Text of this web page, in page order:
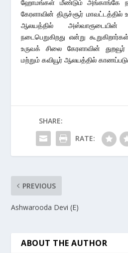
ஹோமங்கள் மீண்டும் அங்காங்கே
கேரளாவின் திருச்சூர்
ஆலயத்தில்
நடைபெறுகிறது என்று
உருவக் சிலை கேரளாவின்
மற்றும் கவியூர் ஆலயத்தில்
SHARE:
RATE:
PREVIOUS
Ashwarooda Devi (E)
ABOUT THE AUTHOR